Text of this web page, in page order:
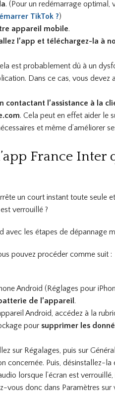
. (Pour un redémarrage optimal,
TikTok ?)
appareil mobile.
l’app et téléchargez-la à
est probablement dû à un
Dans ce cas, vous devez
contactant l’assistance à la
. Cela peut en effet aider le
et même d’améliorer
France Inter
un court instant toute seule
verrouillé ?
avec les étapes de dépannage
pouvez procéder comme suit :
Android (Réglages pour
de l’appareil .
Android, accédez à la
pour supprimer les
sur Régalages, puis sur
concernée. Puis, désinstallez-
lorsque l’écran est
vous donc dans Paramètres